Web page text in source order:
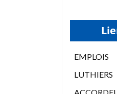
EMPLOIS
LUTHIERS